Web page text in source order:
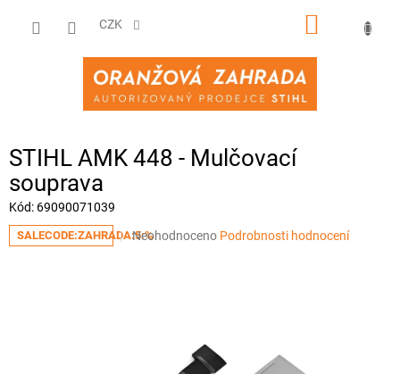
CZK
NÁKUPNÍ
STIHL AMK 448 - Mulčovací
souprava
Kód: 69090071039
SALECODE:ZAHRADA:5:%Průměrné
Neohodnoceno Podrobnosti hodnocení